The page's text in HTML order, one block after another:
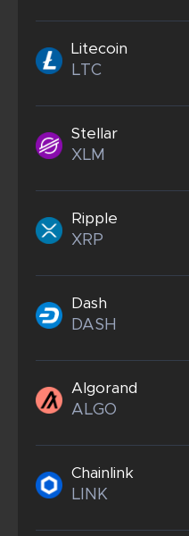
Litecoin
LTC
Stellar
XLM
Ripple
XRP
Dash
DASH
Algorand
ALGO
Chainlink
LINK